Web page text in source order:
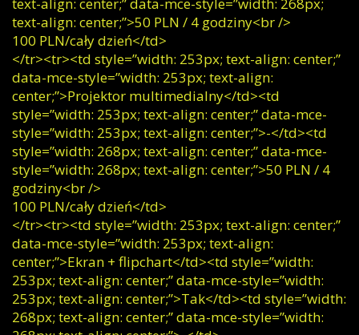
text-align: center;” data-mce-style=”width: 268px;
text-align: center;”>50 PLN / 4 godziny<br />
100 PLN/cały dzień</td>
</tr><tr><td style=”width: 253px; text-align: center;”
data-mce-style=”width: 253px; text-align:
center;”>Projektor multimedialny</td><td
style=”width: 253px; text-align: center;” data-mce-
style=”width: 253px; text-align: center;”>-</td><td
style=”width: 268px; text-align: center;” data-mce-
style=”width: 268px; text-align: center;”>50 PLN / 4
godziny<br />
100 PLN/cały dzień</td>
</tr><tr><td style=”width: 253px; text-align: center;”
data-mce-style=”width: 253px; text-align:
center;”>Ekran + flipchart</td><td style=”width:
253px; text-align: center;” data-mce-style=”width:
253px; text-align: center;”>Tak</td><td style=”width:
268px; text-align: center;” data-mce-style=”width: